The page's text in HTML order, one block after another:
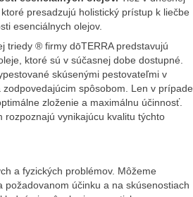
presadzujú holistický prístup k liečbe
esenciálnych olejov.
triedy ® firmy dōTERRA predstavujú
ktoré sú v súčasnej dobe dostupné.
skúsenými pestovateľmi v
spôsobom. Len v prípade
zloženie a maximálnu účinnosť.
vynikajúcu kvalitu týchto
a fyzických problémov. Môžeme
účinku a na skúsenostiach